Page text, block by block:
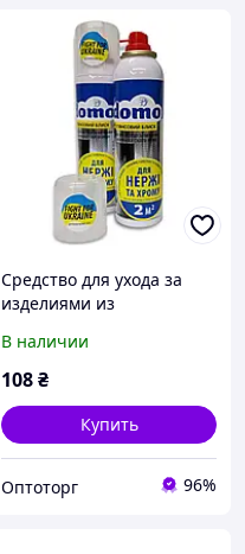
Средство для ухода за
изделиями из
хрома Глянцевый блеск
DOMO 150мл
В наличии
108₴
Купить
Оптоторг 96%